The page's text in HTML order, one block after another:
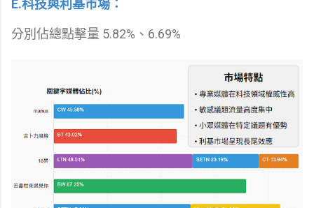
E.科技與利基市場：
分別佔總點擊量 5.82%、6.69%